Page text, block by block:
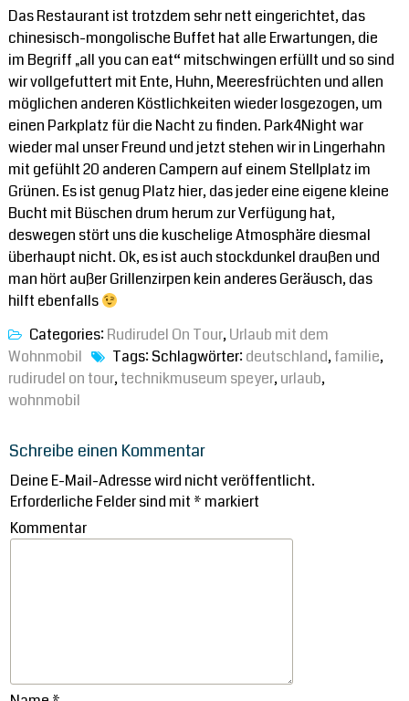
Das Restaurant ist trotzdem sehr nett eingerichtet, das
chinesisch-mongolische Buffet hat alle Erwartungen, die
im Begriff „all you can eat“ mitschwingen erfüllt und so sind
wir vollgefuttert mit Ente, Huhn, Meeresfrüchten und allen
möglichen anderen Köstlichkeiten wieder losgezogen, um
einen Parkplatz für die Nacht zu finden. Park4Night war
wieder mal unser Freund und jetzt stehen wir in Lingerhahn
mit gefühlt 20 anderen Campern auf einem Stellplatz im
Grünen. Es ist genug Platz hier, das jeder eine eigene kleine
Bucht mit Büschen drum herum zur Verfügung hat,
deswegen stört uns die kuschelige Atmosphäre diesmal
überhaupt nicht. Ok, es ist auch stockdunkel draußen und
man hört außer Grillenzirpen kein anderes Geräusch, das
hilft ebenfalls
Categories: Rudirudel On Tour,Urlaub mit dem
Wohnmobil
Tags: Schlagwörter: deutschland,familie,
rudirudel on tour,technikmuseum speyer,urlaub,
wohnmobil
Schreibe einen Kommentar
Deine E-Mail-Adresse wird nicht veröffentlicht.
Erforderliche Felder sind mit * markiert
Kommentar